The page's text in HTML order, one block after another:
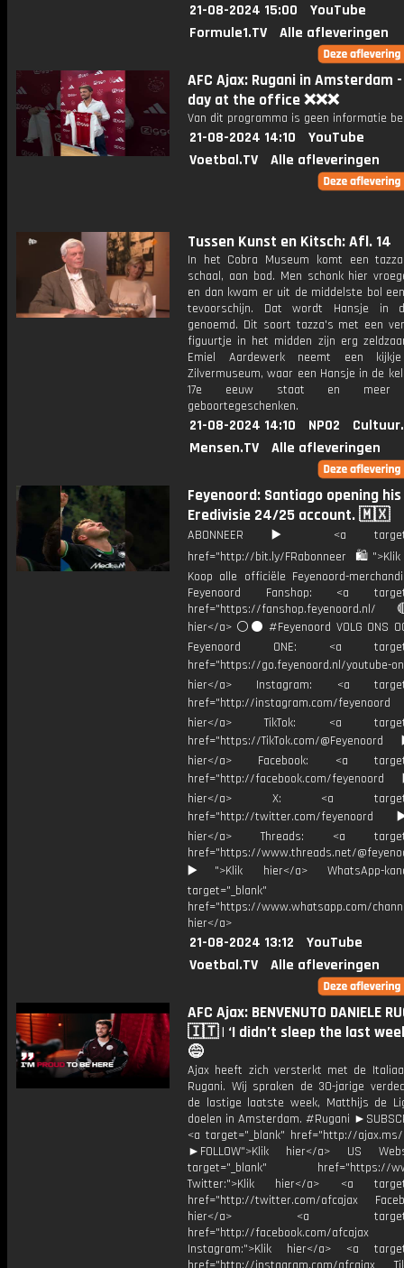
21-08-2024 15:00
YouTube
Formule1.TV
Alle afleveringen
AFC Ajax: Rugani in Amsterdam
day at the office ❌❌❌
Van dit programma is geen informatie
21-08-2024 14:10
YouTube
Voetbal.TV
Alle afleveringen
Tussen Kunst en Kitsch: Afl. 14
In het Cobra Museum komt een
schaal, aan bod. Men schonk hier
en dan kwam er uit de middelste bol
tevoorschijn. Dat wordt Hansje in
genoemd. Dit soort tazza's met een
figuurtje in het midden zijn erg
Emiel Aardewerk neemt een
Zilvermuseum, waar een Hansje in de
17e eeuw staat en meer
geboortegeschenken.
21-08-2024 14:10 NPO2
Mensen.TV
Alle afleveringen
Feyenoord: Santiago opening his
Eredivisie 24/25 account. 🇲🇽
ABONNEER ▶️ <a
href="http://bit.ly/FRabonneer
Koop alle officiële Feyenoord-
Feyenoord Fanshop: <a
href="https://
hier</a> ⚪️⚫ #Feyenoord VOLG ONS
Feyenoord ONE: <a
href="https://go.feyenoord.nl/youtube-
hier</a> Instagram: <a
href="http://instagram.com/
hier</a> TikTok: <a
href="https://TikTok.com/
hier</a> Facebook: <a
href="http://facebook.com/
hier</a> X: <a
href="http://twitter.com/
hier</a> Threads: <a
href="https://www.threads.net/
▶️">Klik hier</a> WhatsApp-
target="_blank"
href="https://www.whatsapp.com/
hier</a>
21-08-2024 13:12
YouTube
Voetbal.TV
Alle afleveringen
AFC Ajax: BENVENUTO DANIELE
🇮🇹 | ‘I didn’t sleep the last
😅
Ajax heeft zich versterkt met de
Rugani. Wij spraken de 30-jarige
de lastige laatste week, Matthijs de
doelen in Amsterdam. #Rugani
<a target="_blank" href="http://
►FOLLOW">Klik hier</a> US
target="_blank" href="https://
Twitter:">Klik hier</a> <a
href="http://twitter.com/afcajax
hier</a> <a
href="http://facebook.com/afcajax
Instagram:">Klik hier</a> <a